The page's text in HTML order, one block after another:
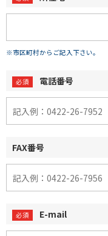
※市区町村からご記入下さい。
電話番号
FAX番号
E-mail